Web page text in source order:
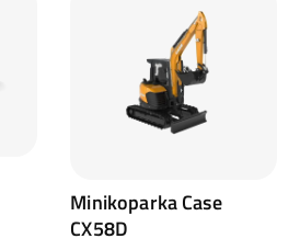
Minikoparka Case
CX58D